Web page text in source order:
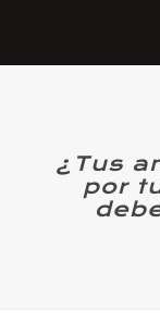
¿Tus
por